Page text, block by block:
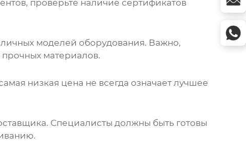
проверьте наличие сертификатов
моделей оборудования. Важно,
прочных материалов.
низкая цена не всегда означает лучшее
. Специалисты должны быть готовы